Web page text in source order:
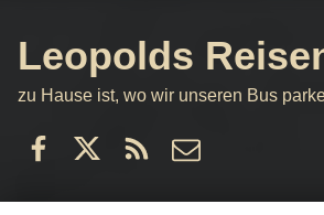
Leopolds
zu Hause ist, wo wir unseren Bus